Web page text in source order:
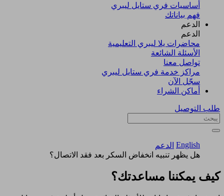
أساسيات فري ستايل ليبري
فهم بياناتك
الدعم
الدعم
محاضرات يلا ليبري التعليمية
الأسئلة الشائعة
تواصل معنا
مراكز خدمة فري ستايل ليبري
سجّل الآن​
أماكن الشراء
طلب التوصيل
English الدعم
هل يظهر تنبيه انخفاض السكر بعد فقد الاتصال؟
كيف يمكننا مساعدتك؟